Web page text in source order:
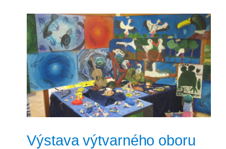
Výstava výtvarného oboru